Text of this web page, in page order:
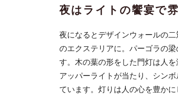
夜はライトの饗宴で
夜になるとデザインウォールの
のエクステリアに。パーゴラの
す。木の葉の形をした門灯は人
アッパーライトが当たり、シン
ています。灯りは人の心を豊か